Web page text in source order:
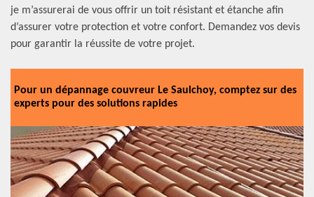
je m’assurerai de vous offrir un toit résistant et étanche afin
d’assurer votre protection et votre confort. Demandez vos devis
pour garantir la réussite de votre projet.
Pour un dépannage couvreur Le Saulchoy, comptez sur des
experts pour des solutions rapides